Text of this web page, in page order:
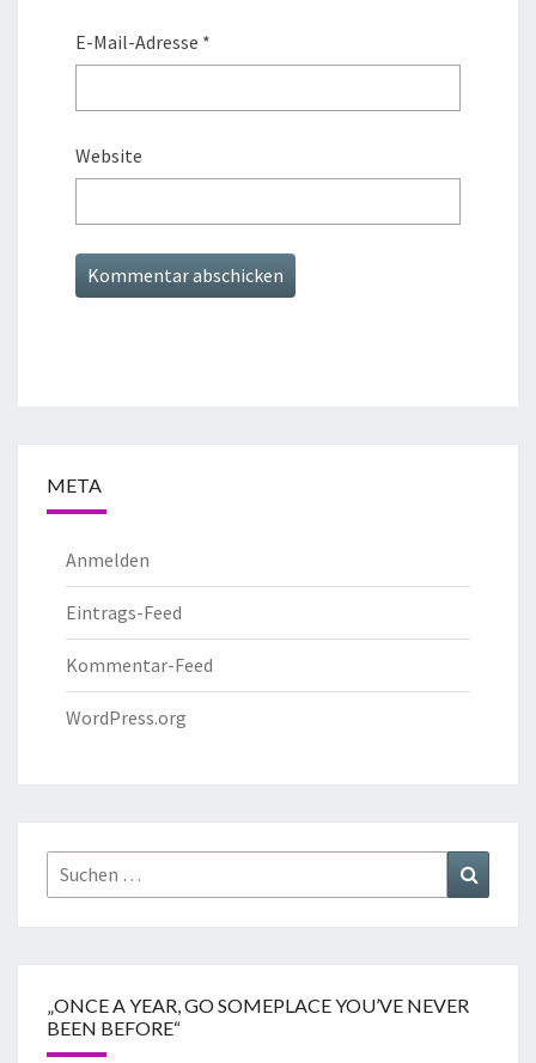
E-Mail-Adresse *
Website
META
Anmelden
Eintrags-Feed
Kommentar-Feed
WordPress.org
„ONCE A YEAR, GO SOMEPLACE YOU’VE NEVER
BEEN BEFORE“